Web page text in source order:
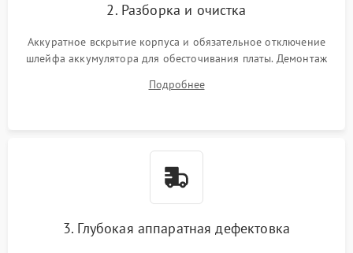
Проблемы Wi‑Fi или
2500 ₽
2. Разборка и очистка
Аккуратное вскрытие корпуса и обязательное отключение
шлейфа аккумулятора для обесточивания платы. Демонтаж
высохшей термопасты с кристаллов чипов.
Подробнее
3. Глубокая аппаратная дефектовка